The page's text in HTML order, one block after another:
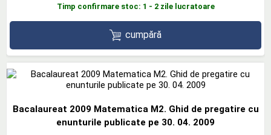
Timp confirmare stoc: 1 - 2 zile lucratoare
cumpără
Bacalaureat 2009 Matematica M2. Ghid de pregatire cu
enunturile publicate pe 30. 04. 2009